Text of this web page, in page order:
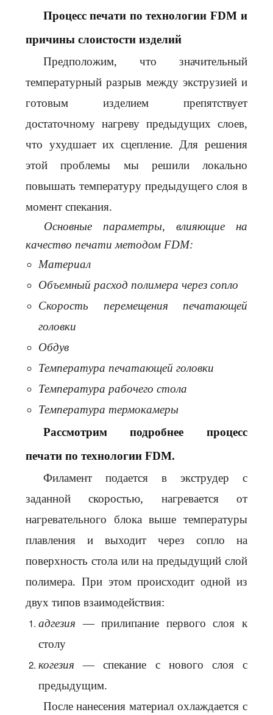
Процесс печати по технологии FDM и
причины слоистости изделий
Предположим, что значительный
температурный разрыв между экструзией и
готовым изделием препятствует
достаточному нагреву предыдущих слоев,
что ухудшает их сцепление. Для решения
этой проблемы мы решили локально
повышать температуру предыдущего слоя в
момент спекания.
Основные параметры, влияющие на
качество печати методом FDM:
Материал
Объемный расход полимера через сопло
Скорость перемещения печатающей
головки
Обдув
Температура печатающей головки
Температура рабочего стола
Температура термокамеры
Рассмотрим подробнее процесс
печати по технологии FDM.
Филамент подается в экструдер с
заданной скоростью, нагревается от
нагревательного блока выше температуры
плавления и выходит через сопло на
поверхность стола или на предыдущий слой
полимера. При этом происходит одной из
двух типов взаимодействия:
адгезия — прилипание первого слоя к
столу
когезия — спекание с нового слоя с
предыдущим.
После нанесения материал охлаждается с